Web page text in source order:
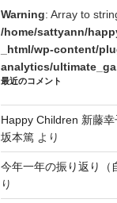
Warning: Array to
/home/sattyann/
_html/wp-content/
analytics/
最近のコメント
Happy Children 新藤
坂本篤 より
今年一年の振り返り（
り